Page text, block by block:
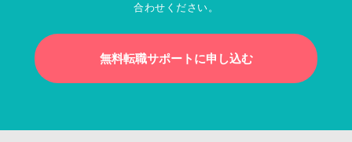
合わせください。
無料転職サポートに申し込む